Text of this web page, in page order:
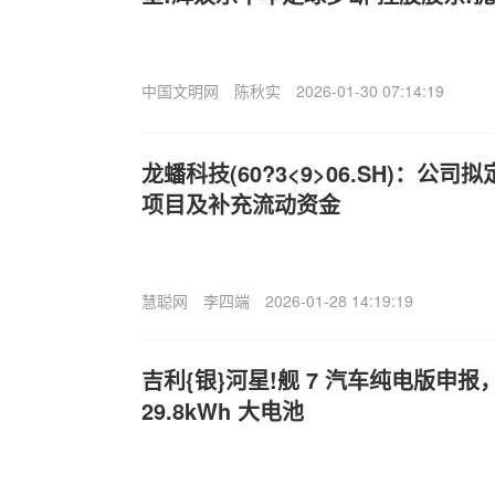
中国文明网 陈秋实 2026-01-30 07:14:19
龙蟠科技(60?3<9>06.SH)：公司拟
项目及补充流动资金
慧聪网 李四端 2026-01-28 14:19:19
吉利{银}河星!舰 7 汽车纯电版申报
29.8kWh 大电池